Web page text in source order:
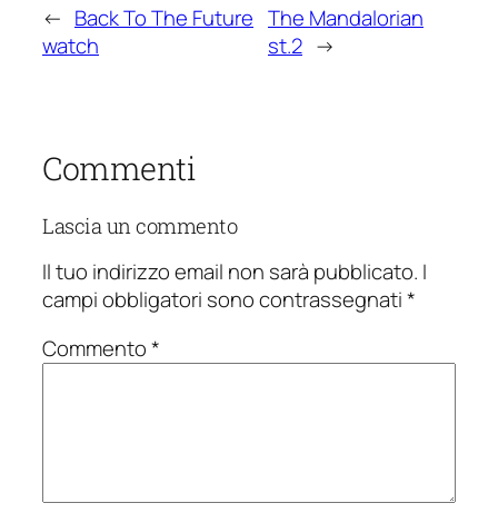
← Back To The Future
watch
The Mandalorian
st.2 →
Commenti
Lascia un commento
Il tuo indirizzo email non sarà pubblicato. I
campi obbligatori sono contrassegnati*
Commento*